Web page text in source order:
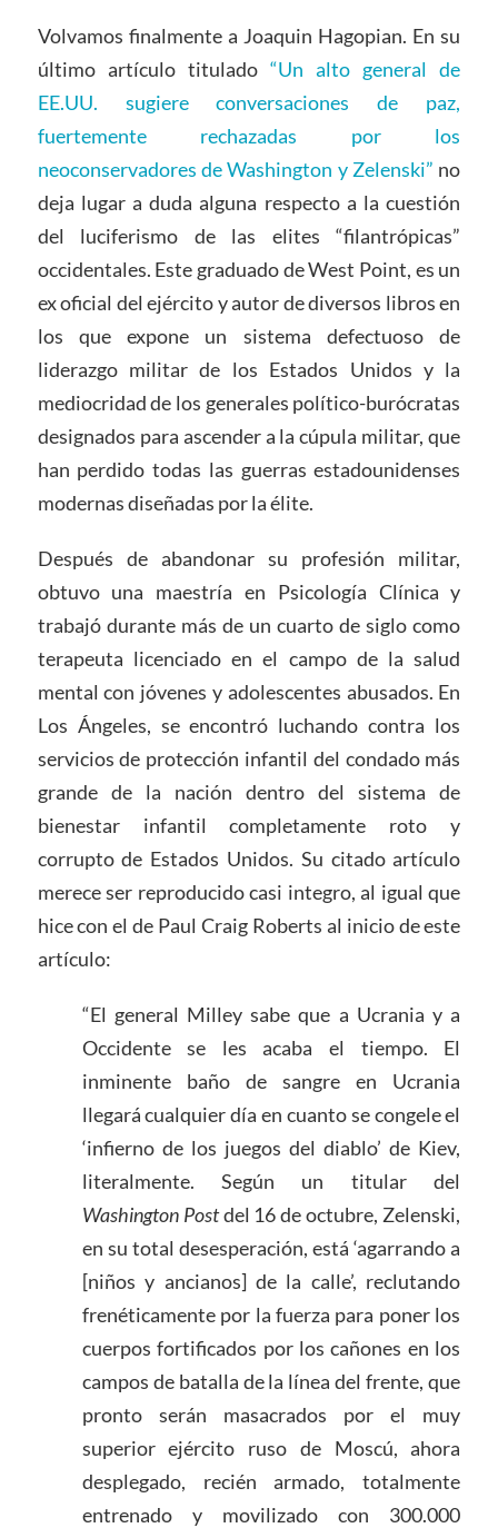
Volvamos finalmente a Joaquin Hagopian. En su
último artículo titulado “Un alto general de
EE.UU. sugiere conversaciones de paz,
fuertemente rechazadas por los
neoconservadores de Washington y Zelenski” no
deja lugar a duda alguna respecto a la cuestión
del luciferismo de las elites “filantrópicas”
occidentales. Este graduado de West Point, es un
ex oficial del ejército y autor de diversos libros en
los que expone un sistema defectuoso de
liderazgo militar de los Estados Unidos y la
mediocridad de los generales político-burócratas
designados para ascender a la cúpula militar, que
han perdido todas las guerras estadounidenses
modernas diseñadas por la élite.
Después de abandonar su profesión militar,
obtuvo una maestría en Psicología Clínica y
trabajó durante más de un cuarto de siglo como
terapeuta licenciado en el campo de la salud
mental con jóvenes y adolescentes abusados. En
Los Ángeles, se encontró luchando contra los
servicios de protección infantil del condado más
grande de la nación dentro del sistema de
bienestar infantil completamente roto y
corrupto de Estados Unidos. Su citado artículo
merece ser reproducido casi integro, al igual que
hice con el de Paul Craig Roberts al inicio de este
artículo:
“El general Milley sabe que a Ucrania y a
Occidente se les acaba el tiempo. El
inminente baño de sangre en Ucrania
llegará cualquier día en cuanto se congele el
‘infierno de los juegos del diablo’ de Kiev,
literalmente. Según un titular del
Washington Postdel 16 de octubre, Zelenski,
en su total desesperación, está ‘agarrando a
[niños y ancianos] de la calle’, reclutando
frenéticamente por la fuerza para poner los
cuerpos fortificados por los cañones en los
campos de batalla de la línea del frente, que
pronto serán masacrados por el muy
superior ejército ruso de Moscú, ahora
desplegado, recién armado, totalmente
entrenado y movilizado con 300.000